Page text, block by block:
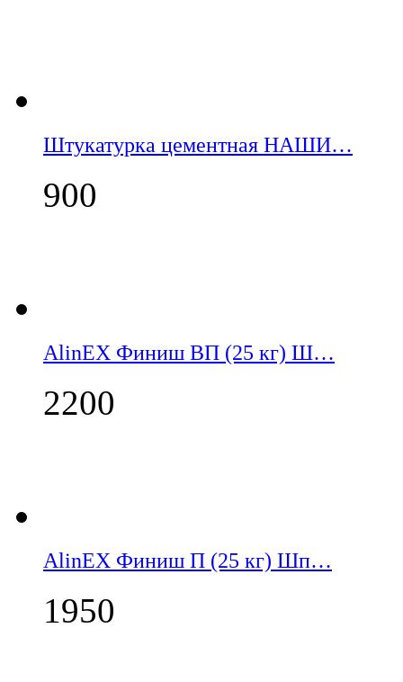
Штукатурка цементная НАШИ…
900
AlinEX Финиш ВП (25 кг) Ш…
2200
AlinEX Финиш П (25 кг) Шп…
1950